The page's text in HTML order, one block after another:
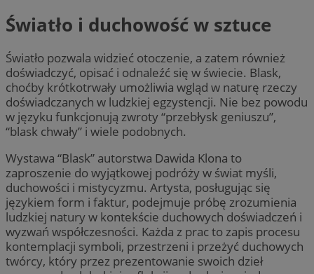
Światło i duchowość w sztuce
Światło pozwala widzieć otoczenie, a zatem również
doświadczyć, opisać i odnaleźć się w świecie. Blask,
choćby krótkotrwały umożliwia wgląd w naturę rzeczy
doświadczanych w ludzkiej egzystencji. Nie bez powodu
w języku funkcjonują zwroty “przebłysk geniuszu”,
“blask chwały” i wiele podobnych.
Wystawa “Blask” autorstwa Dawida Klona to
zaproszenie do wyjątkowej podróży w świat myśli,
duchowości i mistycyzmu. Artysta, posługując się
językiem form i faktur, podejmuje próbę zrozumienia
ludzkiej natury w kontekście duchowych doświadczeń i
wyzwań współczesności. Każda z prac to zapis procesu
kontemplacji symboli, przestrzeni i przeżyć duchowych
twórcy, który przez prezentowanie swoich dzieł